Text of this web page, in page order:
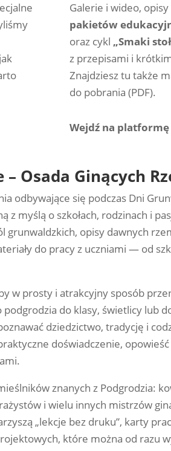
Galerie i wideo, opisy
pakietów
oraz cykl „Smaki
z przepisami i
Znajdziesz tu także
do pobrania (PDF).
Wejdź na
– Osada Ginących
odbywające się podczas Dni
z myślą o szkołach, rodzinach i
grunwaldzkich, opisy dawnych
do pracy z uczniami — od
w prosty i atrakcyjny sposób
do klasy, świetlicy lub
dziedzictwo, tradycję i
doświadczenie,
znanych z Podgrodzia:
i wielu innych mistrzów
„lekcje bez druku”, karty
które można od razu